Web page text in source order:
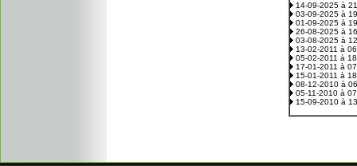
14-09-2025 à
03-09-2025 à
01-09-2025 à
26-08-2025 à
03-08-2025 à
13-02-2011 à
05-02-2011 à
17-01-2011 à
15-01-2011 à
08-12-2010 à
05-11-2010 à
15-09-2010 à